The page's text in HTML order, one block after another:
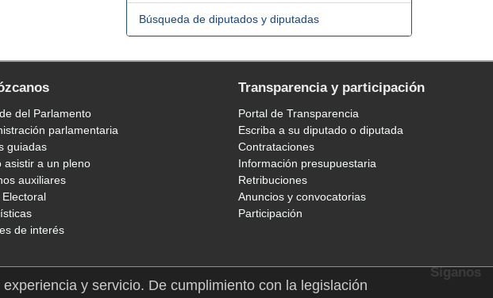
Búsqueda de diputados y diputadas
del Parlamento
parlamentaria
guiadas
asistir a un pleno
auxiliares
de interés
Transparencia y participación
Portal de Transparencia
Escriba a su diputado o diputada
Contrataciones
Información presupuestaria
Retribuciones
Anuncios y convocatorias
Participación
Síganos
y servicio. De cumplimiento con la legislación